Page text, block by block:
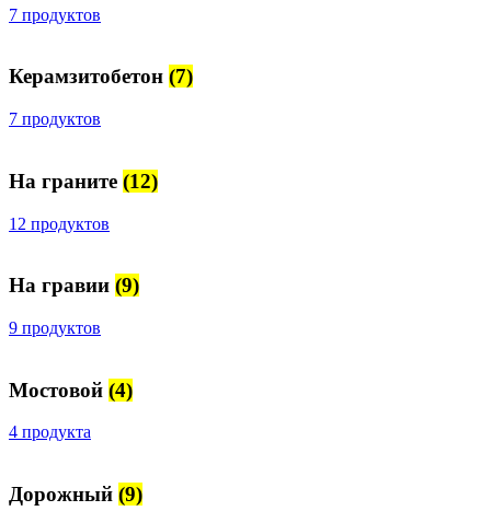
7 продуктов
Керамзитобетон (7)
7 продуктов
На граните (12)
12 продуктов
На гравии (9)
9 продуктов
Мостовой (4)
4 продукта
Дорожный (9)